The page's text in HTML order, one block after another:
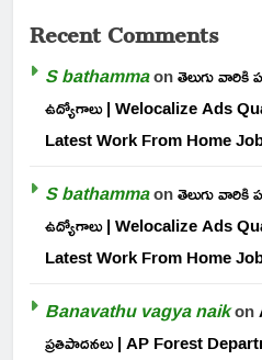
Recent Comments
S bathammaonతెలుగు వారికి
ఉద్యోగాలు | Welocalize Ads
Latest Work From Home
S bathammaonతెలుగు వారికి
ఉద్యోగాలు | Welocalize Ads
Latest Work From Home
Banavathu vagya naikon
ప్రతిపాదనలు | AP Forest